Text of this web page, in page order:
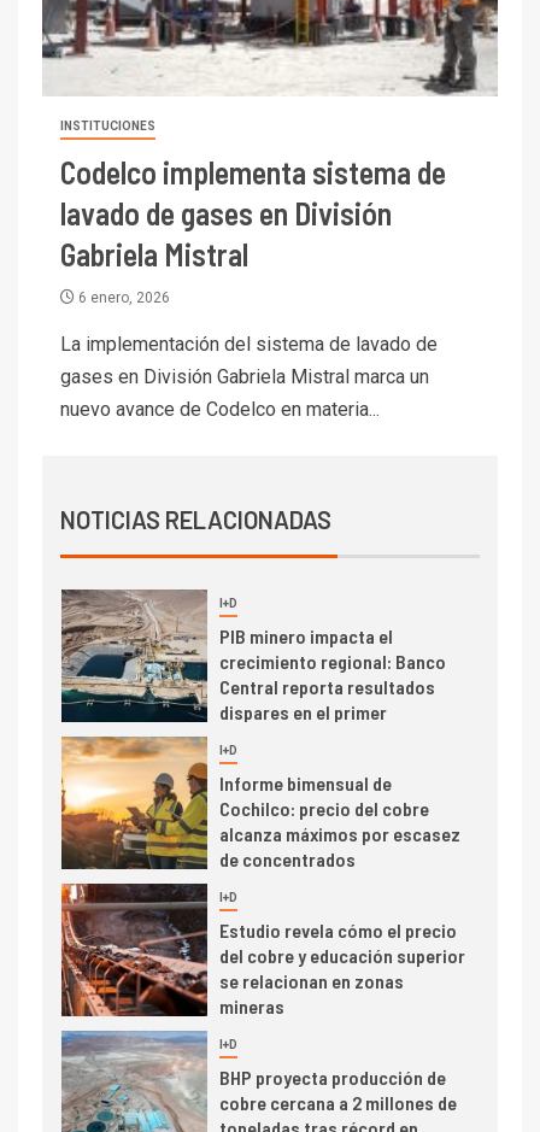
INSTITUCIONES
Codelco implementa sistema de
lavado de gases en División
Gabriela Mistral
6 enero, 2026
La implementación del sistema de lavado de
gases en División Gabriela Mistral marca un
nuevo avance de Codelco en materia...
NOTICIAS RELACIONADAS
6 I+D
BHP proyecta producción de
cobre cercana a 2 millones de
toneladas tras récord en
7 I+D
Codelco reporta Ebitda de US$
6.670 millones y mejora sus
indicadores financieros
Codelco Ventanas prueba
camión 100% eléctrico para
de San Antonio
Producción minera en mayo de
2026 cae 10,6%
3 I+D
PIB minero impacta el
crecimiento regional: Banco
Central reporta resultados
dispares en el primer
4 I+D
Informe bimensual de
Cochilco: precio del cobre
alcanza máximos por escasez
de concentrados
5 I+D
Estudio revela cómo el precio
del cobre y educación superior
se relacionan en zonas
mineras
6 I+D
BHP proyecta producción de
cobre cercana a 2 millones de
toneladas tras récord en